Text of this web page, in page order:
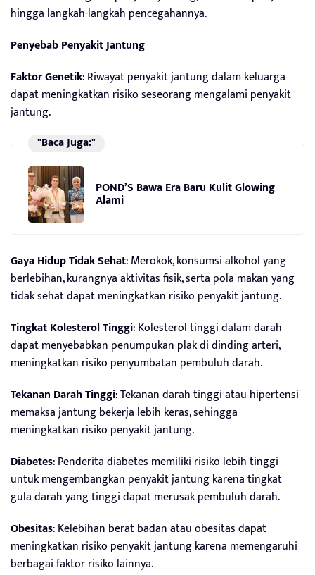
hingga langkah-langkah pencegahannya.
Penyebab Penyakit Jantung
Faktor Genetik: Riwayat penyakit jantung dalam keluarga
dapat meningkatkan risiko seseorang mengalami penyakit
jantung.
"Baca Juga:"
POND’S Bawa Era Baru Kulit Glowing
Alami
Gaya Hidup Tidak Sehat: Merokok, konsumsi alkohol yang
berlebihan, kurangnya aktivitas fisik, serta pola makan yang
tidak sehat dapat meningkatkan risiko penyakit jantung.
Tingkat Kolesterol Tinggi: Kolesterol tinggi dalam darah
dapat menyebabkan penumpukan plak di dinding arteri,
meningkatkan risiko penyumbatan pembuluh darah.
Tekanan Darah Tinggi: Tekanan darah tinggi atau hipertensi
memaksa jantung bekerja lebih keras, sehingga
meningkatkan risiko penyakit jantung.
Diabetes: Penderita diabetes memiliki risiko lebih tinggi
untuk mengembangkan penyakit jantung karena tingkat
gula darah yang tinggi dapat merusak pembuluh darah.
Obesitas: Kelebihan berat badan atau obesitas dapat
meningkatkan risiko penyakit jantung karena memengaruhi
berbagai faktor risiko lainnya.